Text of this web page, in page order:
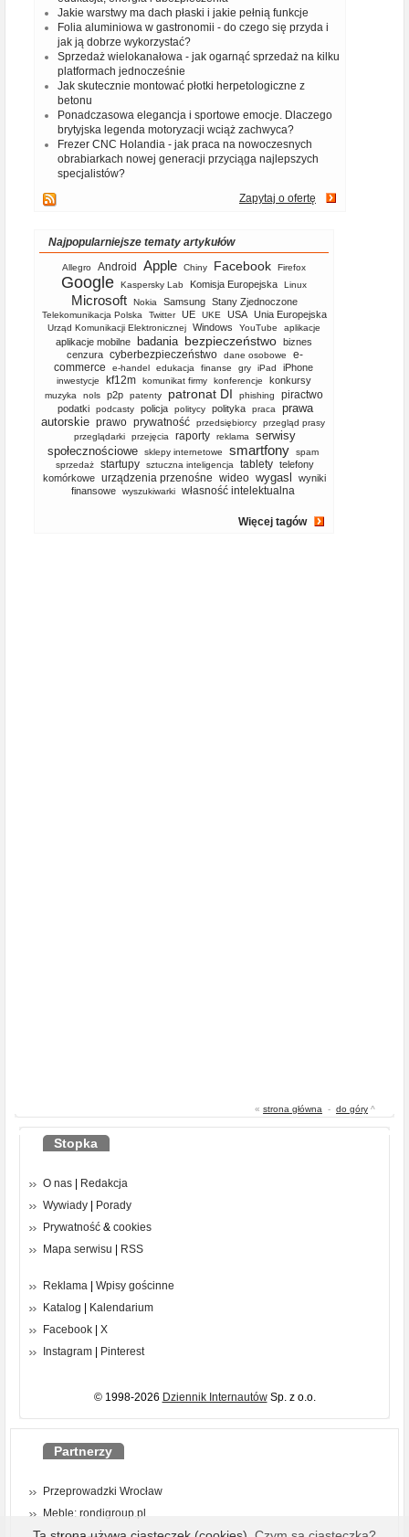
Jakie warstwy ma dach płaski i jakie pełnią funkcje
Folia aluminiowa w gastronomii - do czego się przyda i
jak ją dobrze wykorzystać?
Sprzedaż wielokanałowa - jak ogarnąć sprzedaż na kilku
platformach jednocześnie
Jak skutecznie montować płotki herpetologiczne z
betonu
Ponadczasowa elegancja i sportowe emocje. Dlaczego
brytyjska legenda motoryzacji wciąż zachwyca?
Frezer CNC Holandia - jak praca na nowoczesnych
obrabiarkach nowej generacji przyciąga najlepszych
specjalistów?
Zapytaj o ofertę
Najpopularniejsze tematy artykułów
Allegro Android Apple Chiny Facebook Firefox
Google Kaspersky Lab Komisja Europejska Linux
Microsoft Nokia Samsung Stany Zjednoczone
Telekomunikacja Polska Twitter UE UKE USA Unia Europejska
Urząd Komunikacji Elektronicznej Windows YouTube aplikacje
aplikacje mobilne badania bezpieczeństwo biznes
cenzura cyberbezpieczeństwo dane osobowe
e-
commerce
e-handel edukacja finanse gry iPad iPhone
inwestycje kf12m komunikat firmy konferencje konkursy
muzyka nols p2p patenty patronat DI phishing piractwo
podatki podcasty policja politycy polityka praca
prawa
autorskie prawo prywatność przedsiębiorcy
przegląd prasy
przeglądarki
przejęcia raporty reklama
serwisy
społecznościowe
sklepy internetowe smartfony
spam
sprzedaż
startupy sztuczna inteligencja tablety telefony
komórkowe
urządzenia przenośne wideo wygasl
wyniki
finansowe
wyszukiwarki własność intelektualna
Więcej tagów
« strona główna - do góry ^
Stopka
O nas
Redakcja
Wywiady
Porady
Prywatność & cookies
Mapa serwisu
RSS
Reklama
Wpisy gościnne
Katalog
Kalendarium
Facebook
X
Instagram
Pinterest
© 1998-2026 Dziennik InternautówSp. z o.o.
Partnerzy
Przeprowadzki Wrocław
Meble: rondigroup.pl